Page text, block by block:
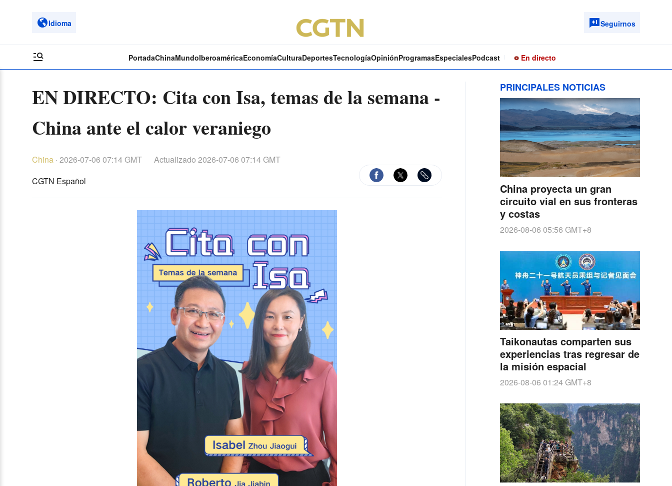
Idioma Seguirnos
PortadaChinaMundoIberoaméricaEconomíaCulturaDeportesTecnologíaOpiniónProgramasEspecialesPodcast En directo
EN DIRECTO: Cita con Isa, temas de la semana -
China ante el calor veraniego
China · 2026-07-06 07:14 GMT Actualizado 2026-07-06 07:14 GMT
CGTN Español
PRINCIPALES NOTICIAS
China proyecta un gran
circuito vial en sus fronteras
y costas
2026-08-06 05:56 GMT+8
Taikonautas comparten sus
experiencias tras regresar de
la misión espacial
2026-08-06 01:24GMT+8